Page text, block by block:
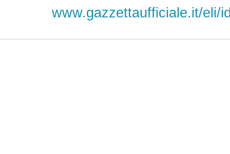
www.gazzettaufficiale.it/eli/